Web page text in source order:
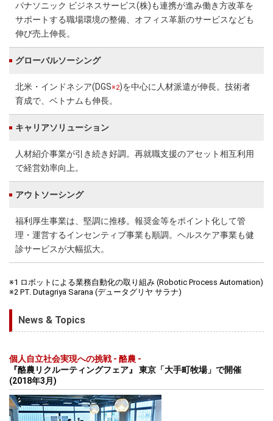
パナソニック ビジネスサービス(株)も連携が進み働き方改革を
サポートする職場環境の整備、オフィス革新のサービスなども
伸び売上伸長。
グローバルソーシング
北米・インドネシア(DGS※2)を中心に人材派遣が伸長。技術者
育成で、ベトナムも伸長。
キャリアソリューション
人材紹介事業が引き続き好調。再就職支援のアセット相互利用
で経営効率向上。
アウトソーシング
福利厚生事業は、堅調に推移。報奨金等をポイント化して管
理・運営するインセンティブ事業も順調。ヘルスケア事業も健
診サービスが大幅拡大。
※1 ロボットによる業務自動化の取り組み (Robotic Process Automation)
※2 PT. Dutagriya Sarana (デュータグリヤ サラナ)
News & Topics
個人自立社会実現への挑戦 - 酪農 -
『酪農リクルーティングフェア』 東京「大手町牧場」で開催
(2018年3月)